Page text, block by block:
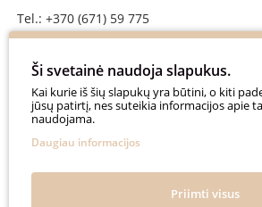
Tel.: +370 (671) 59 775
SEKITE MUS
auksinesvajone
@auksinesvajone3600
Ši svetainė naudoja slapukus.
Kai kurie iš šių slapukų yra būtini, o kiti
jūsų patirtį, nes suteikia informacijos apie
naudojama.
Daugiau informacijos
Priimti visus